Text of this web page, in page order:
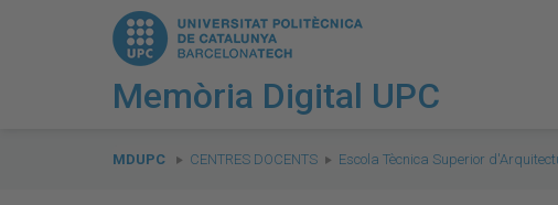
Memòria Digital UPC
are
MDUPC CENTRES DOCENTS Escola Tècnica Superior